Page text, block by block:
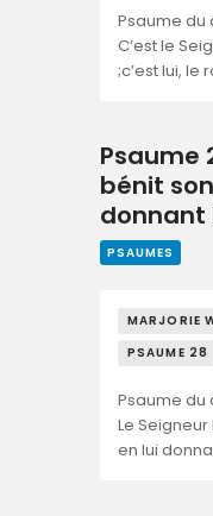
Psaume du
C’est le
;c’est lui, le
Psaume
bénit
donnant
PSAUMES
MARJORIE
PSAUME 28
Psaume du
Le
en lui